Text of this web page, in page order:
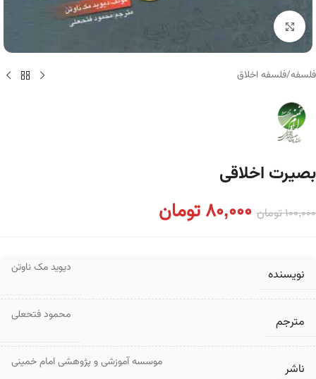
برای بزرگنمایی کلیک کنید
فلسفه/فلسفه اخلاق
بصیرت اخلاقی
100,000تومان 80,000تومان
نویسنده دیوید مک ناوتن
مترجم محمود فتحعلی
ناشر موسسه آموزشی و پژوهشی امام خمینی